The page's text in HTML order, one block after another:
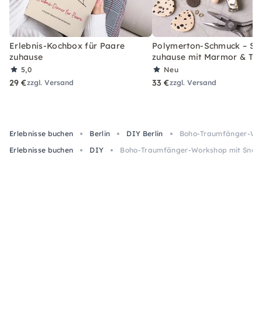
Erlebnis-Kochbox für Paare
zuhause
5,0
29 €zzgl. Versand
Polymerton-Schmuck –
zuhause mit Marmor &
Neu
33 €zzgl. Versand
Erlebnisse buchen Berlin DIY Berlin
Boho-Traumfänger-
Erlebnisse buchen
DIY Boho-Traumfänger-Workshop mit